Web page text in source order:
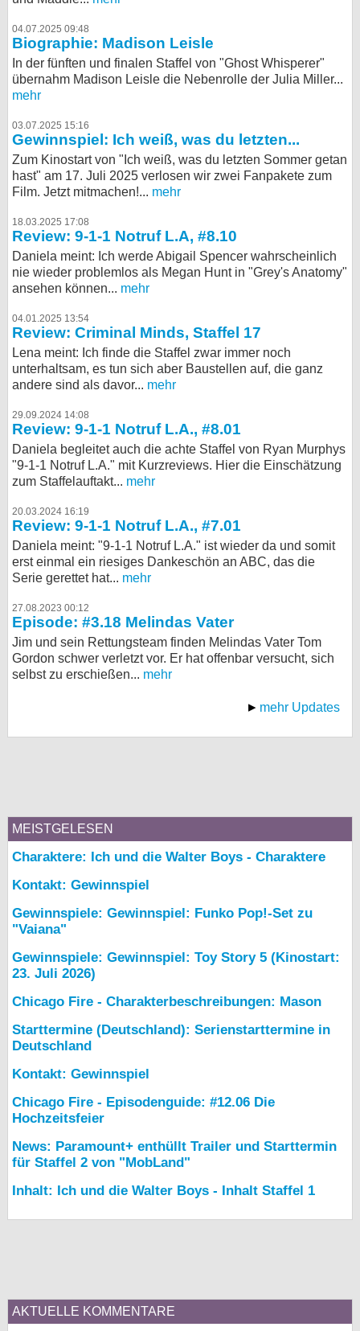
04.07.2025 09:48
Biographie: Madison Leisle
In der fünften und finalen Staffel von "Ghost Whisperer"
übernahm Madison Leisle die Nebenrolle der Julia Miller...
mehr
03.07.2025 15:16
Gewinnspiel: Ich weiß, was du letzten...
Zum Kinostart von "Ich weiß, was du letzten Sommer getan
hast" am 17. Juli 2025 verlosen wir zwei Fanpakete zum
Film. Jetzt mitmachen!... mehr
18.03.2025 17:08
Review: 9-1-1 Notruf L.A, #8.10
Daniela meint: Ich werde Abigail Spencer wahrscheinlich
nie wieder problemlos als Megan Hunt in "Grey's Anatomy"
ansehen können... mehr
04.01.2025 13:54
Review: Criminal Minds, Staffel 17
Lena meint: Ich finde die Staffel zwar immer noch
unterhaltsam, es tun sich aber Baustellen auf, die ganz
andere sind als davor... mehr
29.09.2024 14:08
Review: 9-1-1 Notruf L.A., #8.01
Daniela begleitet auch die achte Staffel von Ryan Murphys
"9-1-1 Notruf L.A." mit Kurzreviews. Hier die Einschätzung
zum Staffelauftakt... mehr
20.03.2024 16:19
Review: 9-1-1 Notruf L.A., #7.01
Daniela meint: "9-1-1 Notruf L.A." ist wieder da und somit
erst einmal ein riesiges Dankeschön an ABC, das die
Serie gerettet hat... mehr
27.08.2023 00:12
Episode: #3.18 Melindas Vater
Jim und sein Rettungsteam finden Melindas Vater Tom
Gordon schwer verletzt vor. Er hat offenbar versucht, sich
selbst zu erschießen... mehr
mehr Updates
MEISTGELESEN
Charaktere: Ich und die Walter Boys - Charaktere
Kontakt: Gewinnspiel
Gewinnspiele: Gewinnspiel: Funko Pop!-Set zu
"Vaiana"
Gewinnspiele: Gewinnspiel: Toy Story 5 (Kinostart:
23. Juli 2026)
Chicago Fire - Charakterbeschreibungen: Mason
Starttermine (Deutschland): Serienstarttermine in
Deutschland
Kontakt: Gewinnspiel
Chicago Fire - Episodenguide: #12.06 Die
Hochzeitsfeier
News: Paramount+ enthüllt Trailer und Starttermin
für Staffel 2 von "MobLand"
Inhalt: Ich und die Walter Boys - Inhalt Staffel 1
AKTUELLE KOMMENTARE